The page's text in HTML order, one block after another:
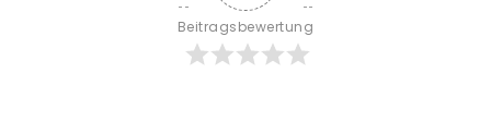
Beitragsbewertung